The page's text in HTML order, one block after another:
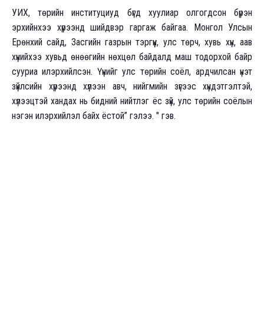
УИХ, төрийн институциуд бүгд хуулиар олгогдсон бүрэн
эрхийнхээ хүрээнд шийдвэр гаргаж байгаа. Монгол Улсын
Ерөнхий сайд, Засгийн газрын тэргүүн, улс төрч, хувь хүн, аав
хүнийхээ хувьд өнөөгийн нөхцөл байдалд маш тодорхой байр
сууриа илэрхийлсэн. Үүнийг улс төрийн соёл, ардчилсан үнэт
зүйлсийн хүрээнд хүлээн авч, нийгмийн зүгээс хүндэтгэлтэй,
хүлээцтэй хандах нь бидний нийтлэг ёс зүй, улс төрийн соёлын
нэгэн илэрхийлэл байх ёстой” гэлээ. " гэв.